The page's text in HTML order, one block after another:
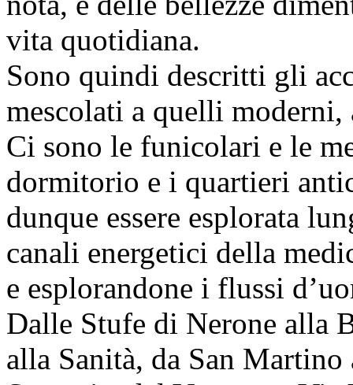
vita quotidiana.
Sono quindi descritti gli
mescolati a quelli moderni,
Ci sono le funicolari e le
dormitorio e i quartieri
dunque essere esplorata
canali energetici della
e esplorandone i flussi
Dalle Stufe di Nerone alla
alla Sanità, da San